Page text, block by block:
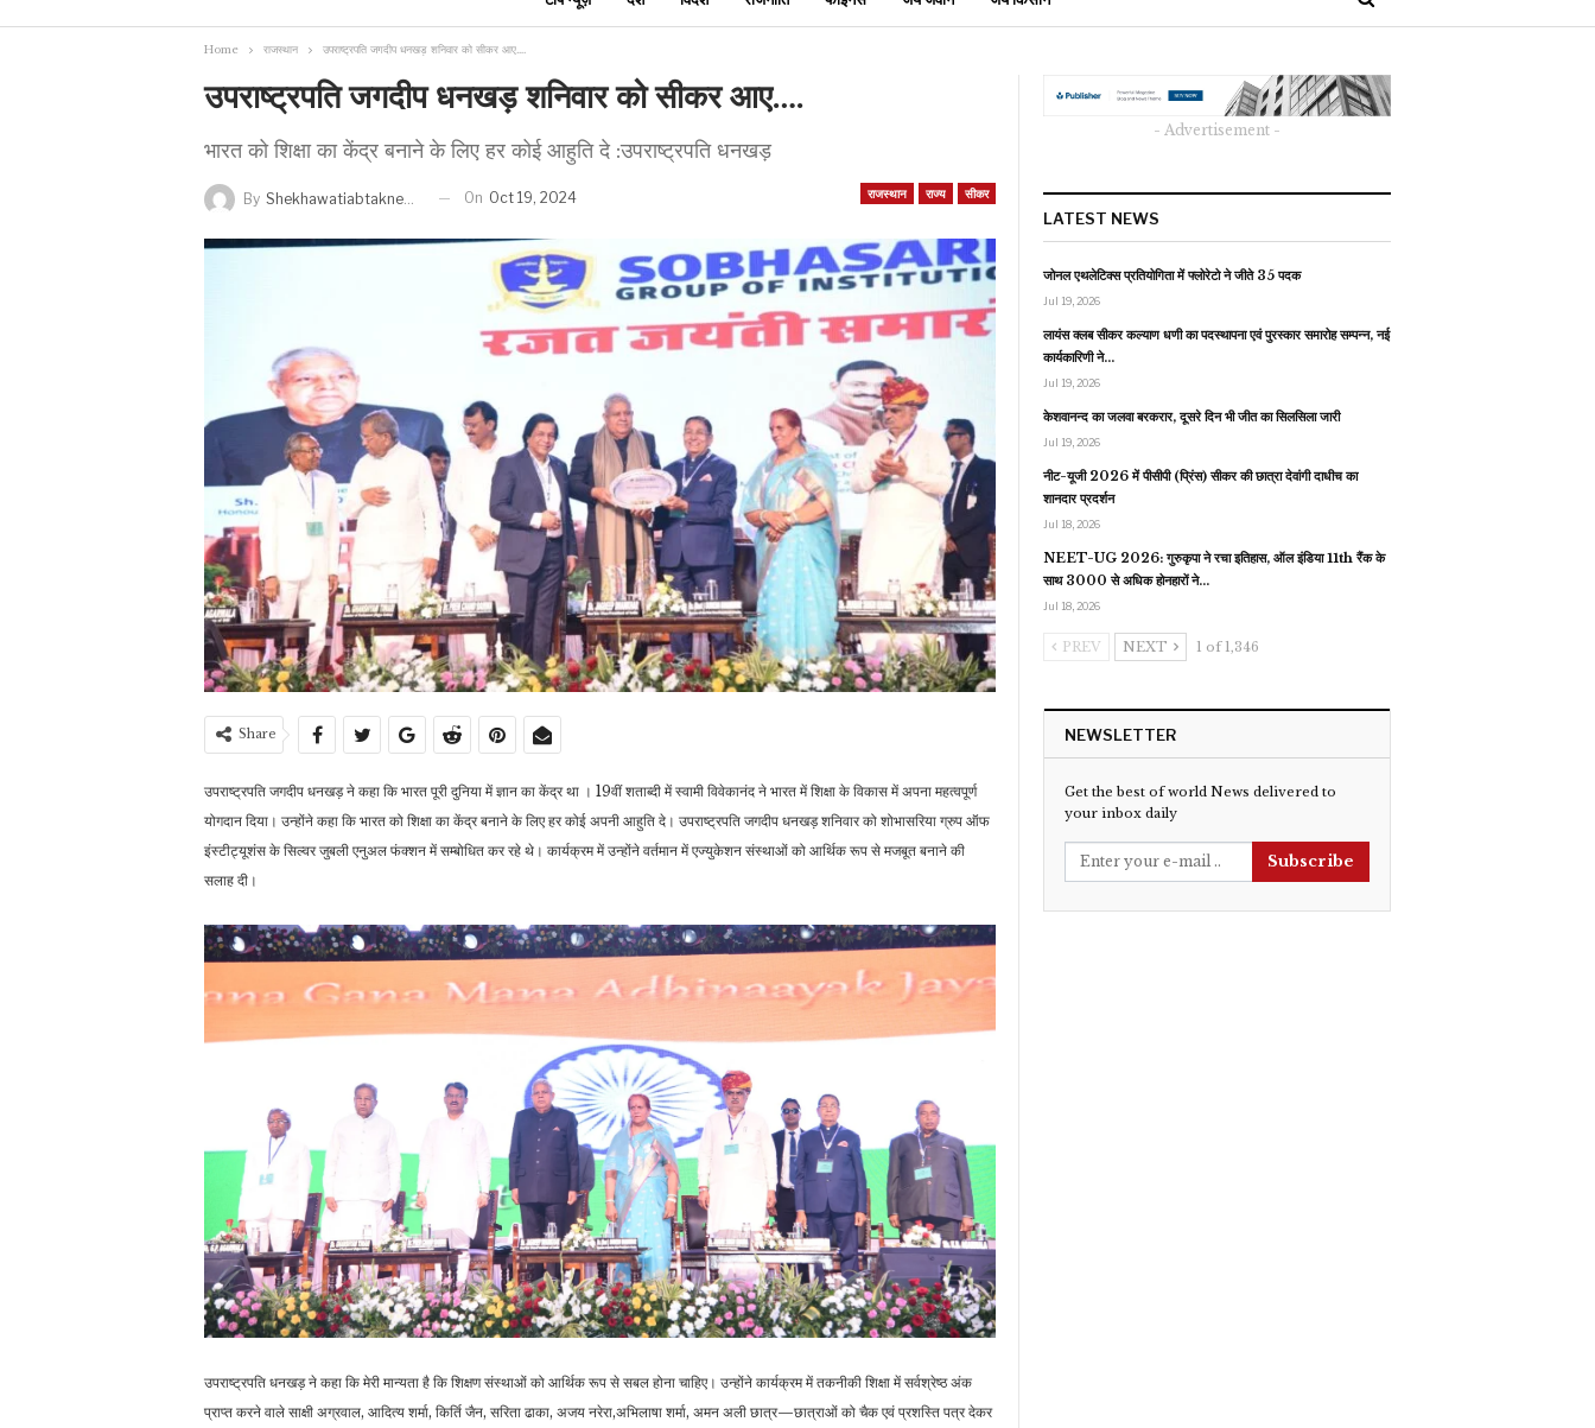
Home राजस्थान उपराष्ट्रपति जगदीप धनखड़ शनिवार को सीकर आए….
उपराष्ट्रपति जगदीप धनखड़ शनिवार को सीकर आए….
भारत को शिक्षा का केंद्र बनाने के लिए हर कोई आहुति दे :उपराष्ट्रपति धनखड़
राजस्थान राज्य सीकर
By Shekhawatiabtaknews On Oct 19, 2024
Share
उपराष्ट्रपति जगदीप धनखड़ ने कहा कि भारत पूरी दुनिया में ज्ञान का केंद्र था । 19वीं शताब्दी में स्वामी विवेकानंद ने भारत में शिक्षा के विकास में अपना महत्वपूर्ण
योगदान दिया। उन्होंने कहा कि भारत को शिक्षा का केंद्र बनाने के लिए हर कोई अपनी आहुति दे। उपराष्ट्रपति जगदीप धनखड़ शनिवार को शोभासरिया ग्रुप ऑफ
इंस्टीट्यूशंस के सिल्वर जुबली एनुअल फंक्शन में सम्बोधित कर रहे थे। कार्यक्रम में उन्होंने वर्तमान में एज्युकेशन संस्थाओं को आर्थिक रूप से मजबूत बनाने की
सलाह दी।
उपराष्ट्रपति धनखड़ ने कहा कि मेरी मान्यता है कि शिक्षण संस्थाओं को आर्थिक रूप से सबल होना चाहिए। उन्होंने कार्यक्रम में तकनीकी शिक्षा में सर्वश्रेष्ठ अंक
प्राप्त करने वाले साक्षी अग्रवाल, आदित्य शर्मा, किर्ति जैन, सरिता ढाका, अजय नरेरा,अभिलाषा शर्मा, अमन अली छात्र—छात्राओं को चैक एवं प्रशस्ति पत्र देकर
- Advertisement -
LATEST NEWS
जोनल एथलेटिक्स प्रतियोगिता में फ्लोरेटो ने जीते 35 पदक
Jul 19, 2026
लायंस क्लब सीकर कल्याण धणी का पदस्थापना एवं पुरस्कार समारोह सम्पन्न, नई
कार्यकारिणी ने…
Jul 19, 2026
केशवानन्द का जलवा बरकरार, दूसरे दिन भी जीत का सिलसिला जारी
Jul 19, 2026
नीट-यूजी 2026 में पीसीपी (प्रिंस) सीकर की छात्रा देवांगी दाधीच का
शानदार प्रदर्शन
Jul 18, 2026
NEET-UG 2026: गुरुकृपा ने रचा इतिहास, ऑल इंडिया 11th रैंक के
साथ 3000 से अधिक होनहारों ने…
Jul 18, 2026
PREV NEXT 1 of 1,346
NEWSLETTER
Get the best of world News delivered to
your inbox daily
Subscribe